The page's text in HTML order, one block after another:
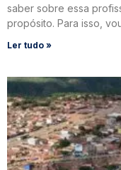
saber sobre essa
propósito. Para isso,
Ler tudo »